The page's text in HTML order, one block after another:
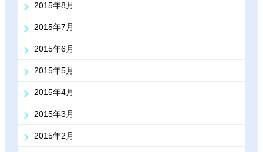
2015年8月
2015年7月
2015年6月
2015年5月
2015年4月
2015年3月
2015年2月